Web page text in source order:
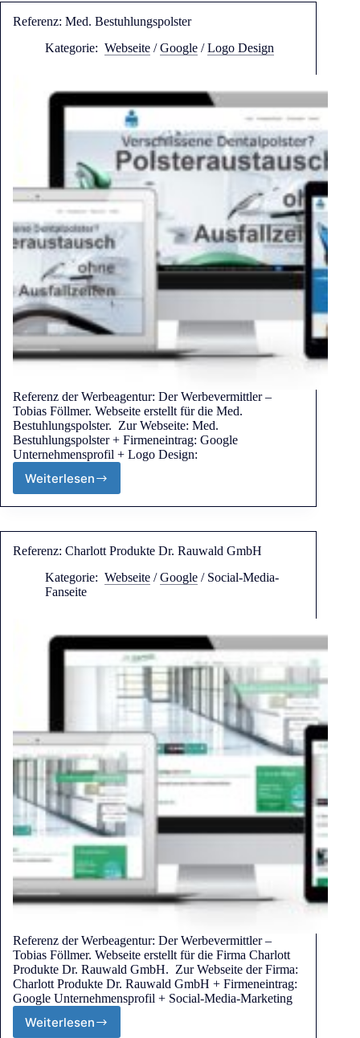
Referenz: Med. Bestuhlungspolster
Kategorie: Webseite /Google /Logo Design
Referenz der Werbeagentur: Der Werbevermittler –
Tobias Föllmer. Webseite erstellt für die Med.
Bestuhlungspolster. Zur Webseite: Med.
Bestuhlungspolster + Firmeneintrag: Google
Unternehmensprofil + Logo Design:
Weiterlesen
Referenz: Charlott Produkte Dr. Rauwald GmbH
Kategorie: Webseite /Google / Social-Media-
Fanseite
Referenz der Werbeagentur: Der Werbevermittler –
Tobias Föllmer. Webseite erstellt für die Firma Charlott
Produkte Dr. Rauwald GmbH. Zur Webseite der Firma:
Charlott Produkte Dr. Rauwald GmbH + Firmeneintrag:
Google Unternehmensprofil + Social-Media-Marketing
Weiterlesen